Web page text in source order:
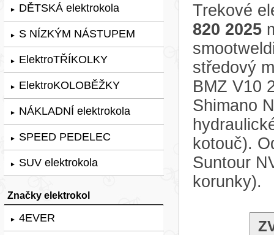
► DĚTSKÁ elektrokola
► S NÍZKÝM NÁSTUPEM
► ElektroTŘÍKOLKY
► ElektroKOLOBĚŽKY
► NÁKLADNÍ elektrokola
► SPEED PEDELEC
► SUV elektrokola
Značky elektrokol
► 4EVER
Trekové
820 2025
středový
BMZ V10
Shimano
kotouč).
Suntour
korunky).